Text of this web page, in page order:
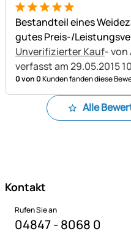
5 von 5
Bestandteil eines
gutes Preis-/
Unverifizierter Kauf- von
verfasst am 29.05.2015
0 von 0Kunden fanden diese
Alle
Kontakt
Rufen Sie an
04847 - 8068 0